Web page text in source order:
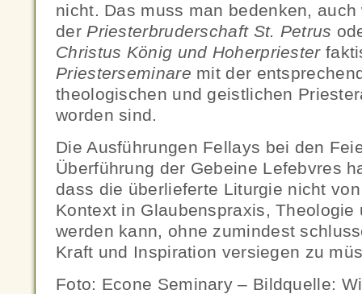
nicht. Das muss man bedenken,
der Priesterbruderschaft St. Petrus
Christus König und Hoherpriester
Priesterseminare mit der
theologischen und geistlichen
worden sind.
Die Ausführungen Fellays bei den
Überführung der Gebeine Lefebvres
dass die überlieferte Liturgie nicht
Kontext in Glaubenspraxis,
werden kann, ohne zumindest
Kraft und Inspiration versiegen zu
Foto: Econe Seminary – Bildquelle: